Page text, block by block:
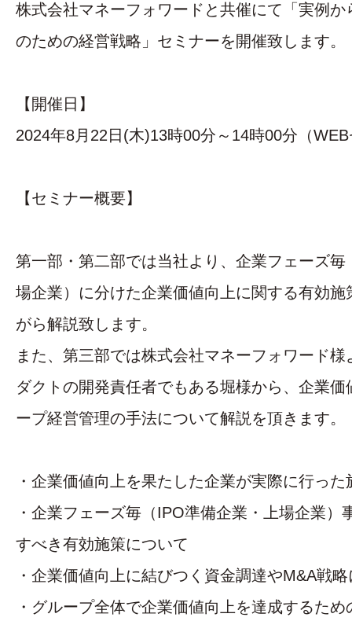
株式会社マネーフォワードと共催にて「実例か
のための経営戦略」セミナーを開催致します。
【開催日】
2024年8月22日(木)13時00分～14時00分（
【セミナー概要】
第一部・第二部では当社より、企業フェーズ
場企業）に分けた企業価値向上に関する有効施
がら解説致します。
また、第三部では株式会社マネーフォワード
ダクトの開発責任者でもある堀様から、企業
ープ経営管理の手法について解説を頂きます。
・企業価値向上を果たした企業が実際に行った
・企業フェーズ毎（IPO準備企業・上場企業
すべき有効施策について
・企業価値向上に結びつく資金調達やM&A戦
・グループ全体で企業価値向上を達成するた